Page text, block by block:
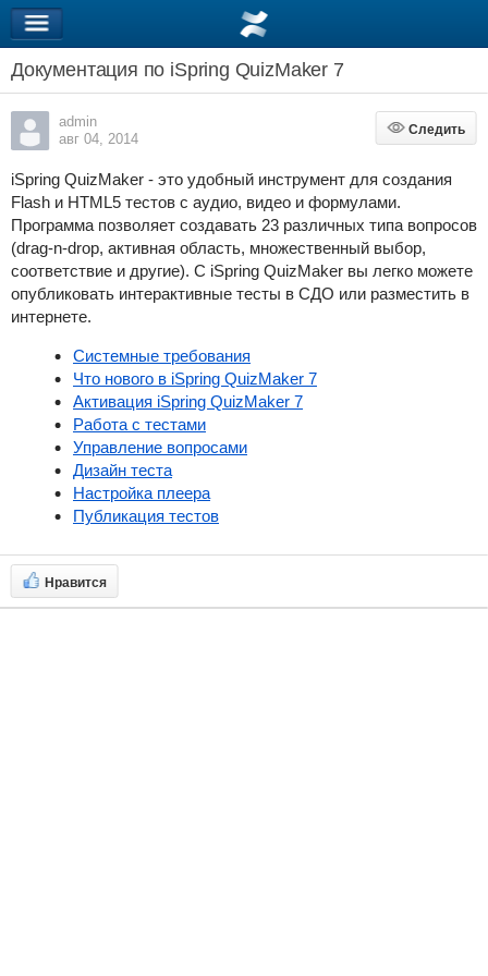
Документация по iSpring QuizMaker 7
admin
авг 04, 2014
Следить
Следить
iSpring QuizMaker - это удобный инструмент для создания
Flash и HTML5 тестов с аудио, видео и формулами.
Программа позволяет создавать 23 различных типа вопросов
(drag-n-drop, активная область, множественный выбор,
соответствие и другие). С iSpring QuizMaker вы легко можете
опубликовать интерактивные тесты в СДО или разместить в
интернете.
Системные требования
Что нового в iSpring QuizMaker 7
Активация iSpring QuizMaker 7
Работа с тестами
Управление вопросами
Дизайн теста
Настройка плеера
Публикация тестов
Нравится